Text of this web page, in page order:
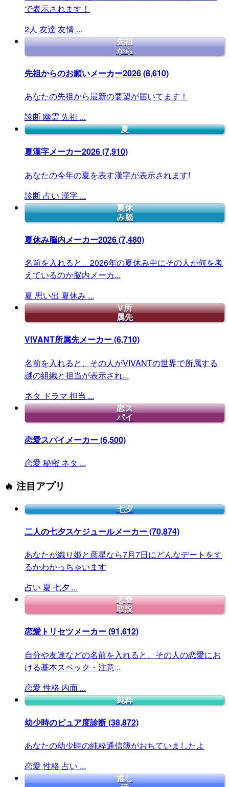
で表示されます！
2人 友達 友情 ...
先祖
から
先祖からのお願いメーカー2026(8,610)
あなたの先祖から最新の要望が届いてます！
診断 幽霊 先祖 ...
夏
夏漢字メーカー2026(7,910)
あなたの今年の夏を表す漢字が表示されます!
診断 占い 漢字 ...
夏休
み脳
夏休み脳内メーカー2026(7,480)
名前を入れると、2026年の夏休み中にその人が何を考
えているのか脳内メーカ...
夏 思い出 夏休み ...
V所
属先
VIVANT所属先メーカー(6,710)
名前を入れると、その人がVIVANTの世界で所属する
謎の組織と担当が表示され...
ネタ ドラマ 担当 ...
恋ス
パイ
恋愛スパイメーカー(6,500)
恋愛 秘密 ネタ ...
🔥 注目アプリ
七夕
二人の七夕スケジュールメーカー(70,874)
あなたが織り姫と彦星なら7月7日にどんなデートをす
るかわかっちゃいます
占い 夏 七夕 ...
恋愛
取説
恋愛トリセツメーカー(91,612)
自分や友達などの名前を入れると、その人の恋愛にお
ける基本スペック・注意...
恋愛 性格 内面 ...
純粋
幼少時のピュア度診断(38,872)
あなたの幼少時の純粋通信簿がおちていましたよ
恋愛 性格 占い ...
推し